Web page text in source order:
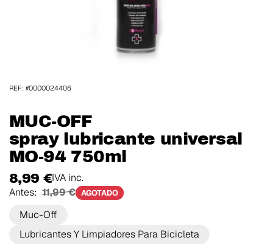
MUC-OFF
spray lubricante universal
MO-94 750ml
8,99 €IVA inc.
Antes: 11,99 € AGOTADO
Muc-Off
Lubricantes Y Limpiadores Para Bicicleta
REF: #0000024406